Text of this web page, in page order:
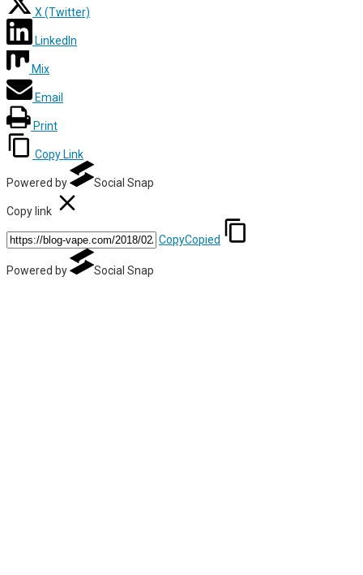
X (Twitter)
LinkedIn
Mix
Email
Print
Copy Link
Powered by Social Snap
Copy link
CopyCopied
Powered by Social Snap